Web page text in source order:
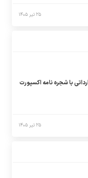
۲۵ تیر ۱۴۰۵
با شجره نامه اکسپورت
۲۵ تیر ۱۴۰۵